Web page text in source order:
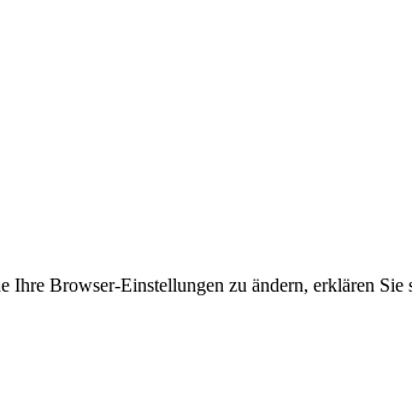
Ihre Browser-Einstellungen zu ändern, erklären